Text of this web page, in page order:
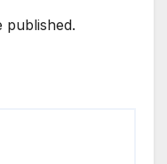
published.